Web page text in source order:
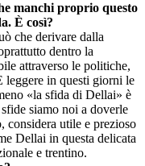
manchi proprio questo
È così?
che derivare dalla
dentro la
attraverso le politiche,
leggere in questi giorni le
«la sfida di Dellai» è
siamo noi a doverle
considera utile e prezioso
Dellai in questa delicata
e trentino.